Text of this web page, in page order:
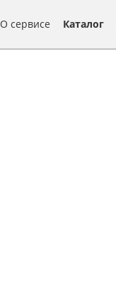
О сервисе Каталог